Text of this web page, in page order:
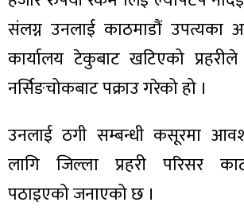
संलग्न उनलाई काठमाडौं उपत्यका
कार्यालय टेकुबाट खटिएको
नर्सिङचोकबाट पक्राउ गरेको हो ।
उनलाई ठगी सम्बन्धी कसूरमा
लागि जिल्ला प्रहरी परिसर
पठाइएको जनाएको छ ।